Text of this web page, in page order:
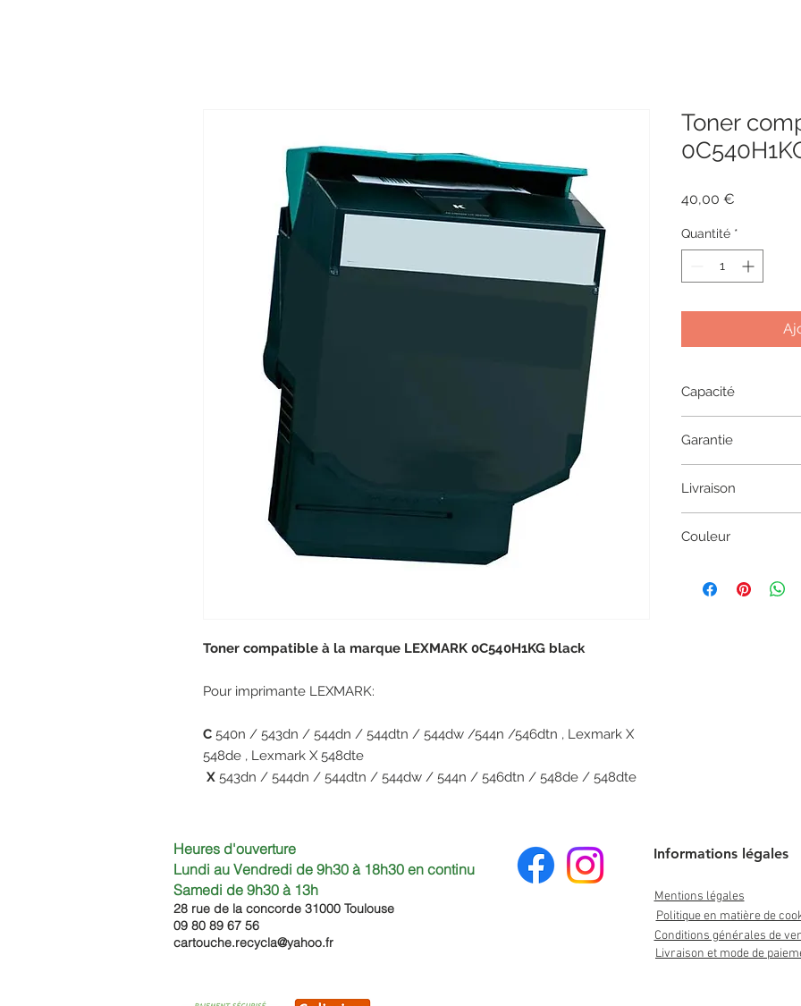
Toner compatible à la marque LEXMARK 0C540H1KG black
Pour imprimante LEXMARK:
C 540n / 543dn / 544dn / 544dtn / 544dw /544n /546dtn , Lexmark X
548de , Lexmark X 548dte
X 543dn / 544dn / 544dtn / 544dw / 544n / 546dtn / 548de / 548dte
Toner
40,00 €
Quantité *
Capacité
Garantie
Livraison
Couleur
Heures d'ouverture
Lundi au Vendredi de 9h30 à 18h30 en continu
Samedi de 9h30 à 13h
28 rue de la concorde 31000 Toulouse
09 80 89 67 56
cartouche.recycla@yahoo.fr
Informations légales
Mentions légales
Politique en matière de
Conditions générales de
Livraison et mode de